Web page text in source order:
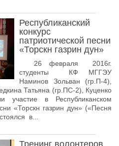
конференций
Республиканский
конкурс
патриотической песни
«Торскн газрин дун»
26 февраля 2016г.
студенты КФ МГГЭУ
Наминов Зольван (гр.П-4),
Татьяна (гр.ПС-2), Куценко
участие в Республиканском
«Торскн газрин дун» («Песня
в...
Тренинг волонтеров